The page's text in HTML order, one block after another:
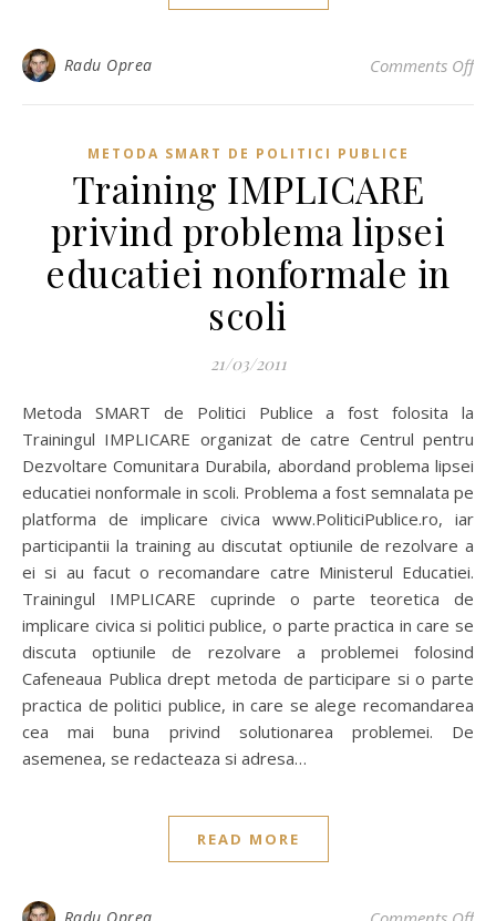
Radu Oprea Comments Offon
METODA SMART DE POLITICI PUBLICE
Training IMPLICARE
privind problema lipsei
educatiei nonformale in
scoli
21/03/2011
Metoda SMART de Politici Publice a fost folosita la
Trainingul IMPLICARE organizat de catre Centrul pentru
Dezvoltare Comunitara Durabila, abordand problema lipsei
educatiei nonformale in scoli. Problema a fost semnalata pe
platforma de implicare civica www.PoliticiPublice.ro, iar
participantii la training au discutat optiunile de rezolvare a
ei si au facut o recomandare catre Ministerul Educatiei.
Trainingul IMPLICARE cuprinde o parte teoretica de
implicare civica si politici publice, o parte practica in care se
discuta optiunile de rezolvare a problemei folosind
Cafeneaua Publica drept metoda de participare si o parte
practica de politici publice, in care se alege recomandarea
cea mai buna privind solutionarea problemei. De
asemenea, se redacteaza si adresa…
READ MORE
on